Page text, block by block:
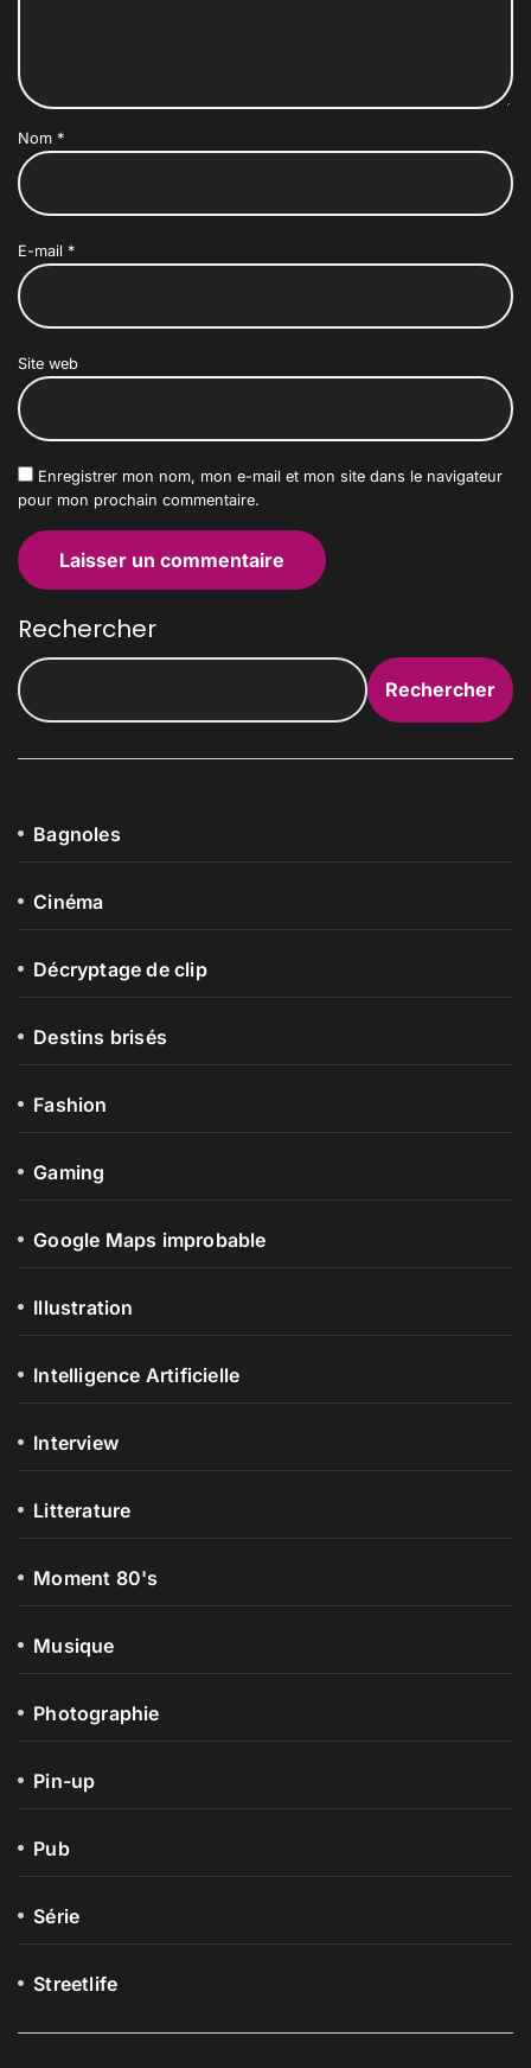
Nom *
E-mail *
Site web
Enregistrer mon nom, mon e-mail et mon site dans le navigateur
pour mon prochain commentaire.
Rechercher
Rechercher
Bagnoles
Cinéma
Décryptage de clip
Destins brisés
Fashion
Gaming
Google Maps improbable
Illustration
Intelligence Artificielle
Interview
Litterature
Moment 80's
Musique
Photographie
Pin-up
Pub
Série
Streetlife